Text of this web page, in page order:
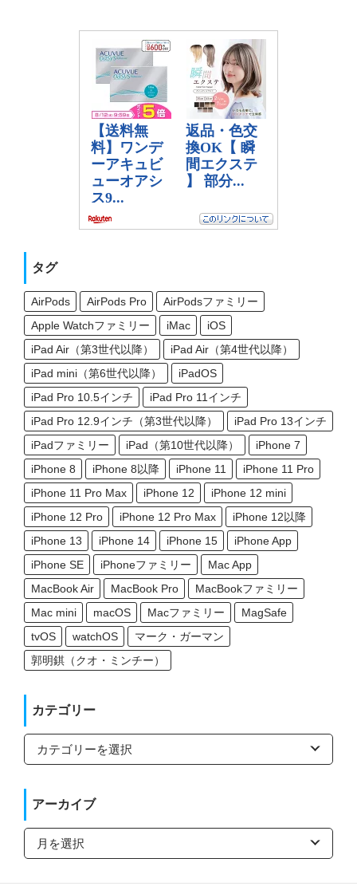
タグ
AirPods AirPods Pro
AirPodsファミリー
Apple Watchファミリー
iMac
iOS
iPad Air（第3世代以降）
iPad Air（第4世代以降）
iPad mini（第6世代以降）
iPadOS
iPad Pro 10.5インチ
iPad Pro 11インチ
iPad Pro 12.9インチ（第3世代以降）
iPad Pro 13インチ
iPadファミリー
iPad（第10世代以降）
iPhone 7
iPhone 8
iPhone 8以降 iPhone 11
iPhone 11 Pro
iPhone 11 Pro Max
iPhone 12
iPhone 12 mini
iPhone 12 Pro
iPhone 12 Pro Max
iPhone 12以降
iPhone 13
iPhone 14 iPhone 15
iPhone App
iPhone SE
iPhoneファミリー
Mac App
MacBook Air
MacBook Pro
MacBookファミリー
Mac mini
macOS Macファミリー
MagSafe
tvOS
watchOS
マーク・ガーマン
郭明錤（クオ・ミンチー）
カテゴリー
カ
ゴ
ー
アーカイブ
ア
カ
ブ